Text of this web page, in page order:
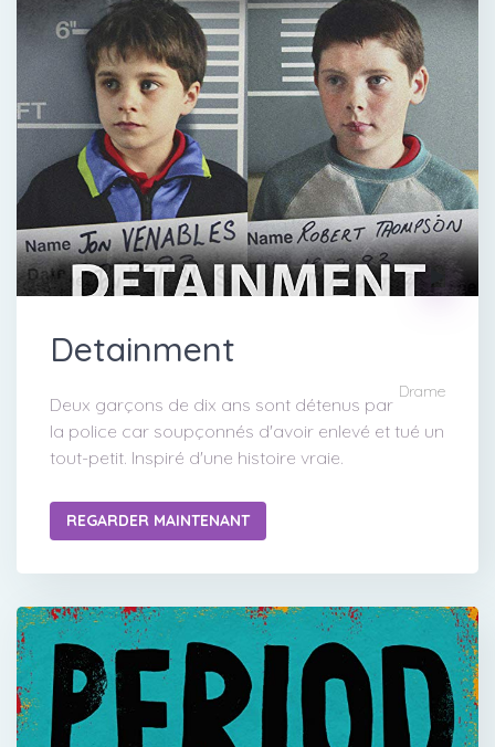
Detainment
Drame
Deux garçons de dix ans sont détenus par
la police car soupçonnés d'avoir enlevé et tué un
tout-petit. Inspiré d'une histoire vraie.
REGARDER MAINTENANT